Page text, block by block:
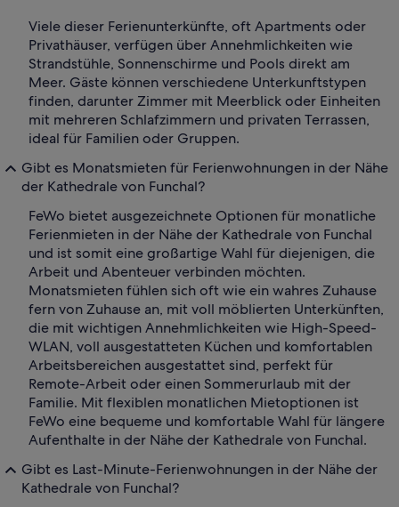
Viele dieser Ferienunterkünfte, oft Apartments oder
Privathäuser, verfügen über Annehmlichkeiten wie
Strandstühle, Sonnenschirme und Pools direkt am
Meer. Gäste können verschiedene Unterkunftstypen
finden, darunter Zimmer mit Meerblick oder Einheiten
mit mehreren Schlafzimmern und privaten Terrassen,
ideal für Familien oder Gruppen.
Gibt es Monatsmieten für Ferienwohnungen in der Nähe
der Kathedrale von Funchal?
FeWo bietet ausgezeichnete Optionen für monatliche
Ferienmieten in der Nähe der Kathedrale von Funchal
und ist somit eine großartige Wahl für diejenigen, die
Arbeit und Abenteuer verbinden möchten.
Monatsmieten fühlen sich oft wie ein wahres Zuhause
fern von Zuhause an, mit voll möblierten Unterkünften,
die mit wichtigen Annehmlichkeiten wie High-Speed-
WLAN, voll ausgestatteten Küchen und komfortablen
Arbeitsbereichen ausgestattet sind, perfekt für
Remote-Arbeit oder einen Sommerurlaub mit der
Familie. Mit flexiblen monatlichen Mietoptionen ist
FeWo eine bequeme und komfortable Wahl für längere
Aufenthalte in der Nähe der Kathedrale von Funchal.
Gibt es Last-Minute-Ferienwohnungen in der Nähe der
Kathedrale von Funchal?